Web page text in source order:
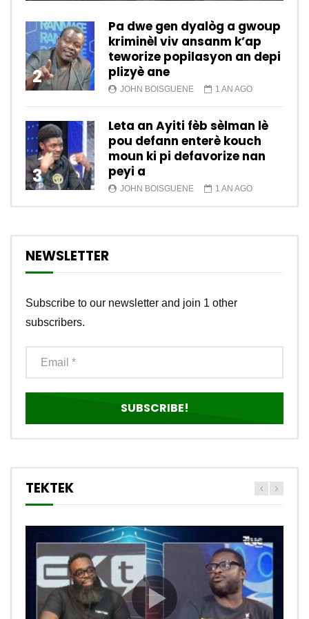
2
Pa dwe gen dyalòg a gwoup
kriminèl viv ansanm k’ap
teworize popilasyon an depi
plizyè ane
JOHN BOISGUENE 1 AN AGO
3
Leta an Ayiti fèb sèlman lè
pou defann enterè kouch
moun ki pi defavorize nan
peyi a
JOHN BOISGUENE 1 AN AGO
NEWSLETTER
Subscribe to our newsletter and join 1 other
subscribers.
TEKTEK